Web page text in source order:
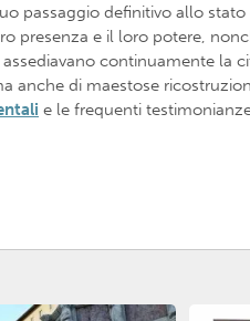
passaggio definitivo allo
presenza e il loro potere,
continuamente la
di maestose
e le frequenti